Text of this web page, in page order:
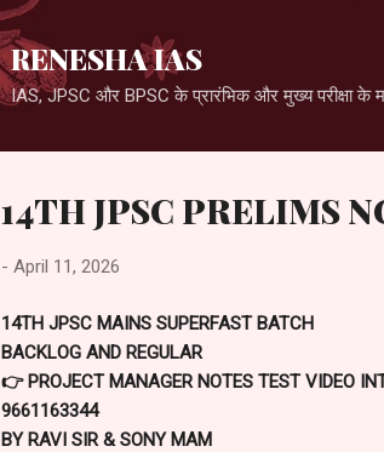
RENESHA IAS
IAS, JPSC और BPSC के प्रारंभिक और मुख्य परीक्षा के
14TH JPSC PRELIMS
- April 11, 2026
14TH JPSC MAINS SUPERFAST BATCH
BACKLOG AND REGULAR
👉 PROJECT MANAGER NOTES TEST VIDEO
9661163344
BY RAVI SIR & SONY MAM